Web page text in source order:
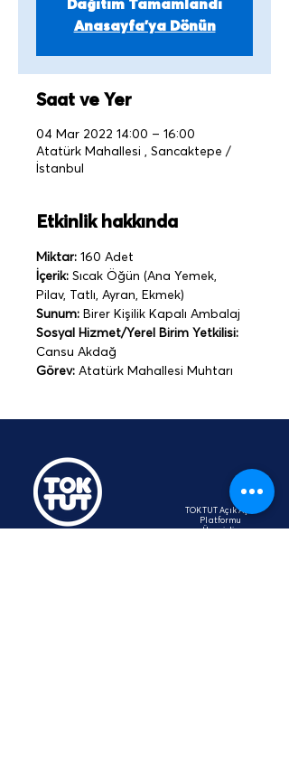
Dağıtım Tamamlandı
Anasayfa'ya Dönün
Saat ve Yer
04 Mar 2022 14:00 – 16:00
Atatürk Mahallesi , Sancaktepe /
İstanbul
Etkinlik hakkında
Miktar: 160 Adet
İçerik: Sıcak Öğün (Ana Yemek,
Pilav, Tatlı, Ayran, Ekmek)
Sunum: Birer Kişilik Kapalı Ambalaj
Sosyal Hizmet/Yerel Birim Yetkilisi:
Cansu Akdağ
Görev: Atatürk Mahallesi Muhtarı
TOKTUT Açık Açık
Platformu
Üyesidir